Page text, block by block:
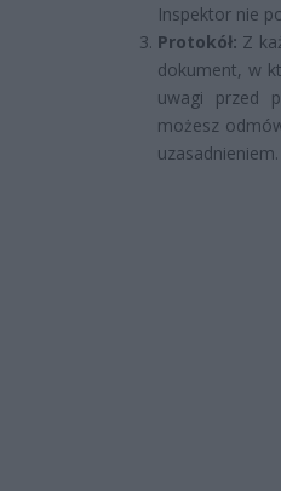
Inspektor nie
Protokół: Z
dokument, w
uwagi przed
możesz
uzasadnieniem.